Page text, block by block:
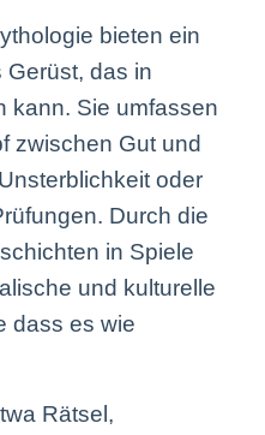
bieten ein
Gerüst, das in
kann. Sie umfassen
zwischen Gut und
oder
Durch die
in Spiele
und kulturelle
dass es wie
Rätsel,